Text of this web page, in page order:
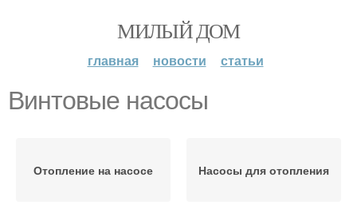
МИЛЫЙ ДОМ
главная новости статьи
Винтовые насосы
Отопление на насосе Насосы для отопления